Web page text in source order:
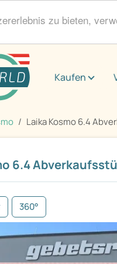
zu bieten,
Kaufen
Laika Kosmo 6.4
6.4
360°